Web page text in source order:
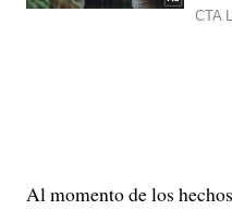
Al momento de los